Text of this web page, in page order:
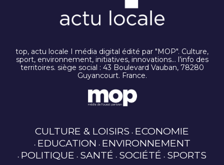
top, actu locale I média digital édité par "MOP". Culture,
sport, environnement, initiatives, innovations… l’info des
territoires. siège social : 43 Boulevard Vauban, 78280
Guyancourt. France.
CULTURE & LOISIRS ECONOMIE
EDUCATION ENVIRONNEMENT
POLITIQUE SANTÉ SOCIÉTÉ SPORTS